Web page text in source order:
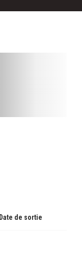
Date de sortie